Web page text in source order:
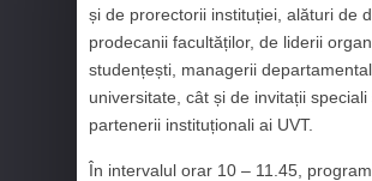
și de prorectorii instituției, alături de
prodecanii facultăților, de liderii
studențești, managerii
universitate, cât și de invitații speciali
partenerii instituționali ai UVT.
În intervalul orar 10 – 11.45,